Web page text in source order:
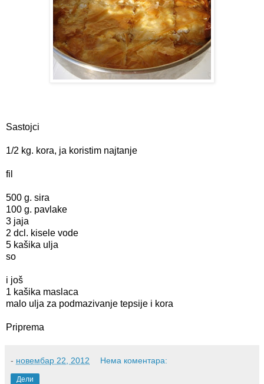
Sastojci
1/2 kg. kora, ja koristim najtanje
fil
500 g. sira
100 g. pavlake
3 jaja
2 dcl. kisele vode
5 kašika ulja
so
i još
1 kašika maslaca
malo ulja za podmazivanje tepsije i kora
Priprema
- новембар 22, 2012 Нема коментара:
Дели